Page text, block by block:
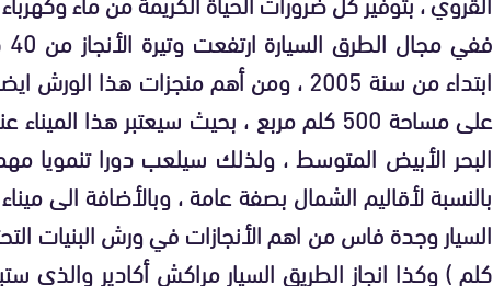
ابتداء من سنة 2005 ، ومن أهم منجزات
على مساحة 500 كلم مربع ، بحيث سيعتبر هذا
البحر الأبيض المتوسط ، ولذلك سيلعب دورا تنمويا
بالنسبة لأقاليم الشمال بصفة عامة ، وبالأضافة الى